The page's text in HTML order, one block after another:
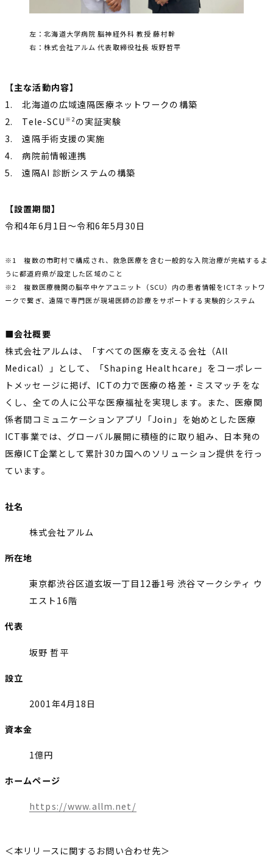
左：北海道大学病院 脳神経外科 教授 藤村幹
右：株式会社アルム 代表取締役社長 坂野哲平
【主な活動内容】
1. 北海道の広域遠隔医療ネットワークの構築
2. Tele-SCU ※2の実証実験
3. 遠隔手術支援の実施
4. 病院前情報連携
5. 遠隔AI 診断システムの構築
【設置期間】
令和4年6月1日〜令和6年5月30日
※1 複数の市町村で構成され、救急医療を含む一般的な入院治療が完結するよ
うに都道府県が設定した区域のこと
※2 複数医療機関の脳卒中ケアユニット（SCU）内の患者情報をICTネットワ
ークで繋ぎ、遠隔で専門医が現場医師の診療をサポートする実験的システム
■会社概要
株式会社アルムは、「すべての医療を支える会社（All
Medical）」として、「Shaping Healthcare」をコーポレー
トメッセージに掲げ、ICTの力で医療の格差・ミスマッチをな
くし、全ての人に公平な医療福祉を実現します。また、医療関
係者間コミュニケーションアプリ「Join」を始めとした医療
ICT事業では、グローバル展開に積極的に取り組み、日本発の
医療ICT企業として累計30カ国へのソリューション提供を行っ
ています。
社名
株式会社アルム
所在地
東京都渋谷区道玄坂一丁目12番1号 渋谷マークシティ ウ
エスト16階
代表
坂野 哲平
設立
2001年4月18日
資本金
1億円
ホームページ
https://www.allm.net/
＜本リリースに関するお問い合わせ先＞